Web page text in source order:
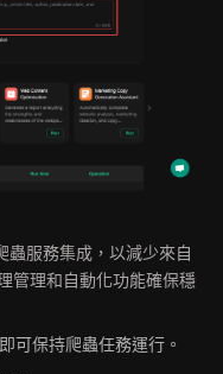
服務集成，以減少來自
管理和自動化功能確保穩
可保持爬蟲任務運行。